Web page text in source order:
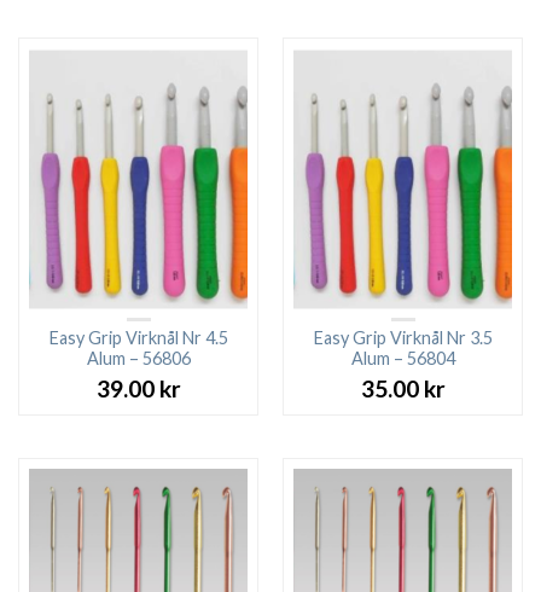
Easy Grip Virknål Nr 4.5
Alum – 56806
39.00 kr
Easy Grip Virknål Nr 3.5
Alum – 56804
35.00 kr